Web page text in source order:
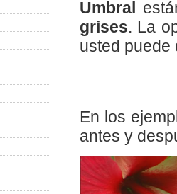
Umbral
grises. La
usted puede
En los
antes y